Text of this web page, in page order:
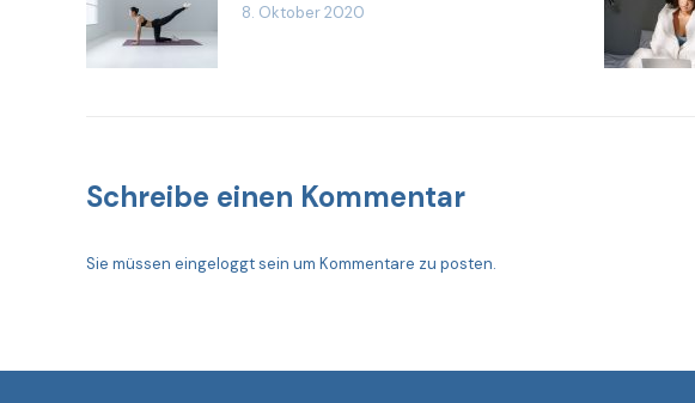
8. Oktober 2020
Schreibe einen Kommentar
Sie müssen eingeloggt sein um Kommentare zu posten.